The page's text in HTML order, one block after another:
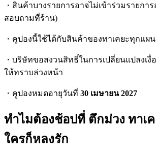
・สินค้าบางรายการอาจไม่เข้าร่วมรายกา
สอบถามที่ร้าน)
・คูปองนี้ใช้ได้กับสินค้าของทาเคยะทุกแผ
・บริษัทขอสงวนสิทธิ์ในการเปลี่ยนแปลงเงื่
ให้ทราบล่วงหน้า
・คูปองหมดอายุวันที่ 30 เมษายน 2027
ทำไมต้องช้อปที่ ตึกม่วง ทาเ
ใครก็หลงรัก